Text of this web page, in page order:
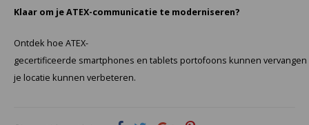
Klaar om je ATEX-communicatie te moderniseren?
Ontdek hoe ATEX-
gecertificeerde smartphones en tablets portofoons kunnen
je locatie kunnen verbeteren.